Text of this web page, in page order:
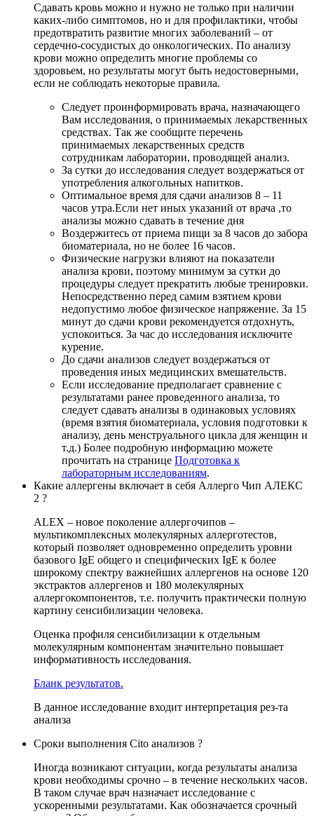
Сдавать кровь можно и нужно не только при наличии
каких-либо симптомов, но и для профилактики, чтобы
предотвратить развитие многих заболеваний – от
сердечно-сосудистых до онкологических. По анализу
крови можно определить многие проблемы со
здоровьем, но результаты могут быть недостоверными,
если не соблюдать некоторые правила.
Следует проинформировать врача, назначающего
Вам исследования, о принимаемых лекарственных
средствах. Так же сообщите перечень
принимаемых лекарственных средств
сотрудникам лаборатории, проводящей анализ.
За сутки до исследования следует воздержаться от
употребления алкогольных напитков.
Оптимальное время для сдачи анализов 8 – 11
часов утра.Если нет иных указаний от врача ,то
анализы можно сдавать в течение дня
Воздержитесь от приема пищи за 8 часов до забора
биоматериала, но не более 16 часов.
Физические нагрузки влияют на показатели
анализа крови, поэтому минимум за сутки до
процедуры следует прекратить любые тренировки.
Непосредственно перед самим взятием крови
недопустимо любое физическое напряжение. За 15
минут до сдачи крови рекомендуется отдохнуть,
успокоиться. За час до исследования исключите
курение.
До сдачи анализов следует воздержаться от
проведения иных медицинских вмешательств.
Если исследование предполагает сравнение с
результатами ранее проведенного анализа, то
следует сдавать анализы в одинаковых условиях
(время взятия биоматериала, условия подготовки к
анализу, день менструального цикла для женщин и
т.д.) Более подробную информацию можете
прочитать на странице Подготовка к
лабораторным исследованиям.
Какие аллергены включает в себя Аллерго Чип АЛЕКС
2 ?
ALEX – новое поколение аллергочипов –
мультикомплексных молекулярных аллерготестов,
который позволяет одновременно определить уровни
базового IgE общего и специфических IgE к более
широкому спектру важнейших аллергенов на основе 120
экстрактов аллергенов и 180 молекулярных
аллергокомпонентов, т.е. получить практически полную
картину сенсибилизации человека.
Оценка профиля сенсибилизации к отдельным
молекулярным компонентам значительно повышает
информативность исследования.
Бланк результатов.
В данное исследование входит интерпретация рез-та
анализа
Сроки выполнения Cito анализов ?
Иногда возникают ситуации, когда результаты анализа
крови необходимы срочно – в течение нескольких часов.
В таком случае врач назначает исследование с
ускоренными результатами. Как обозначается срочный